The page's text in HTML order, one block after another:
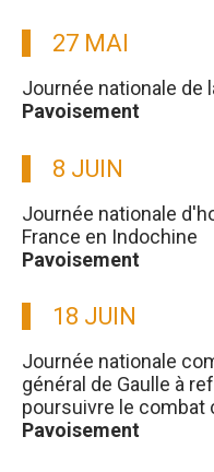
27 MAI
Journée nationale de
Pavoisement
8 JUIN
Journée nationale
France en Indochine
Pavoisement
18 JUIN
Journée nationale
général de Gaulle à
poursuivre le combat
Pavoisement